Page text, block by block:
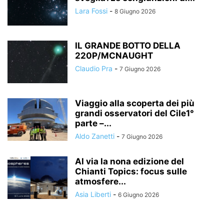
Lara Fossi - 8 Giugno 2026
IL GRANDE BOTTO DELLA
220P/MCNAUGHT
Claudio Pra - 7 Giugno 2026
Viaggio alla scoperta dei più
grandi osservatori del Cile1°
parte –...
Aldo Zanetti - 7 Giugno 2026
Al via la nona edizione del
Chianti Topics: focus sulle
atmosfere...
Asia Liberti - 6 Giugno 2026